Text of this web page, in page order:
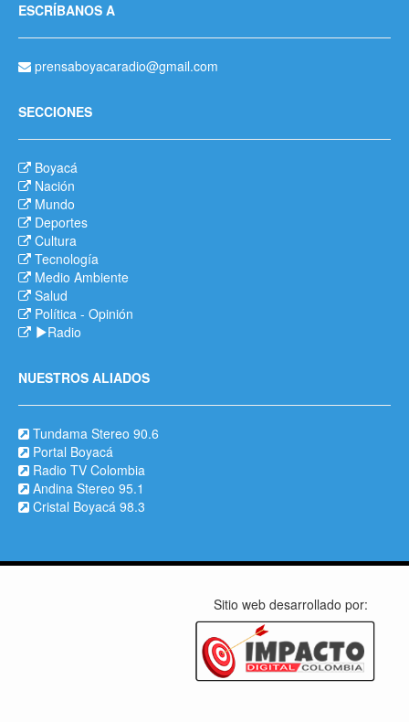
ESCRÍBANOS A
prensaboyacaradio@gmail.com
SECCIONES
Boyacá
Nación
Mundo
Deportes
Cultura
Tecnología
Medio Ambiente
Salud
Política - Opinión
Radio
NUESTROS ALIADOS
Tundama Stereo 90.6
Portal Boyacá
Radio TV Colombia
Andina Stereo 95.1
Cristal Boyacá 98.3
Sitio web desarrollado por: